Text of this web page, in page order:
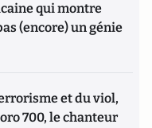
qui montre
(encore) un génie
et du viol,
700, le chanteur